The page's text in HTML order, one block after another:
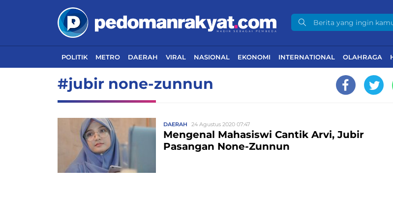
POLITIK METRO DAERAH VIRAL NASIONAL EKONOMI INTERNATIONAL OLAHRAGA
#jubir none-zunnun
DAERAH 24 Agustus 2020 07:47
Mengenal Mahasiswi Cantik Arvi, Jubir
Pasangan None-Zunnun